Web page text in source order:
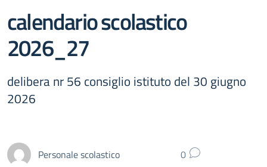
calendario scolastico
2026_27
delibera nr 56 consiglio istituto del 30 giugno
2026
Personale scolastico 0